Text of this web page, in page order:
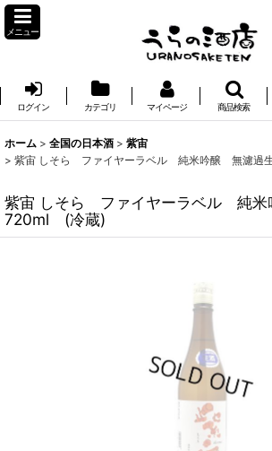
メニュー
ログイン カテゴリ マイページ 商品検索
ホーム > 全国の日本酒 > 紫宙
> 紫宙 しそら ファイヤーラベル 純米吟醸 無濾
紫宙 しそら ファイヤーラベル 純
720ml (冷蔵)